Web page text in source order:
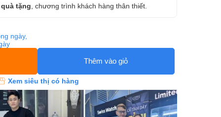
tặng , chương trình khách hàng thân thiết.
ngày,
Thêm vào giỏ
Xem siêu thị có hàng